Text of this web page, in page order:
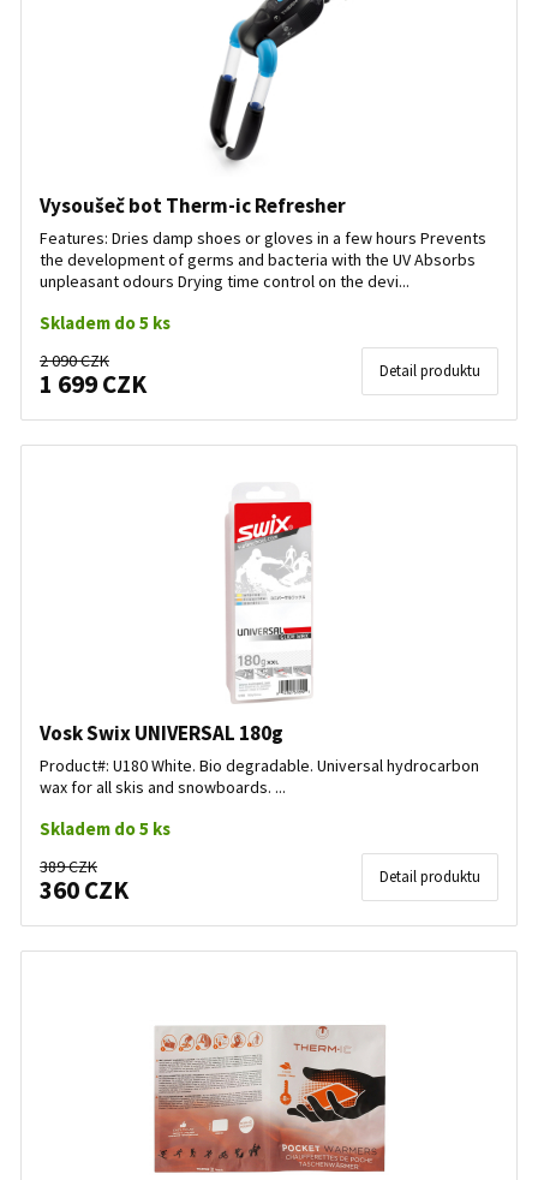
Vysoušeč bot Therm-ic Refresher
Features: Dries damp shoes or gloves in a few hours Prevents
the development of germs and bacteria with the UV Absorbs
unpleasant odours Drying time control on the devi...
Skladem do 5 ks
2 090 CZK
1 699 CZK Detail produktu
Vosk Swix UNIVERSAL 180g
Product#: U180 White. Bio degradable. Universal hydrocarbon
wax for all skis and snowboards. ...
Skladem do 5 ks
389 CZK
360 CZK Detail produktu